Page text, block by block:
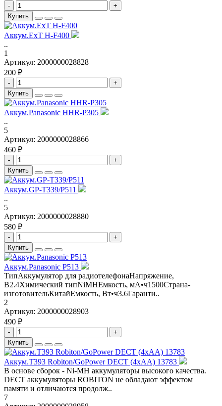
-
+
Купить
Аккум.ExT H-F400
..
1
Артикул: 2000000028828
200 ₽
-
+
Купить
Аккум.Panasonic HHR-P305
..
5
Артикул: 2000000028866
460 ₽
-
+
Купить
Аккум.GP-T339/P511
..
5
Артикул: 2000000028880
580 ₽
-
+
Купить
Аккум.Panasonic P513
ТипАккумулятор для радиотелефонаНапряжение,
В2.4Химический типNiMHЕмкость, мА•ч1500Страна-
изготовительКитайЕмкость, Вт•ч3.6Гаранти..
2
Артикул: 2000000028903
490 ₽
-
+
Купить
Аккум.T393 Robiton/GoPower DECT (4хAA) 13783
В основе сборок - Ni-MH аккумуляторы высокого качества.
DECT аккумуляторы ROBITON не обладают эффектом
памяти и отличаются продолж..
7